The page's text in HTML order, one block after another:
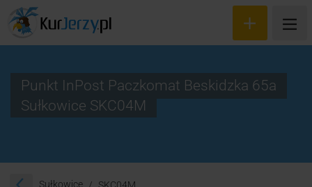
Śledzenie przesyłki
Punkt InPost Paczkomat Beskidzka 65a
Sułkowice SKC04M
Sułkowice SKC04M